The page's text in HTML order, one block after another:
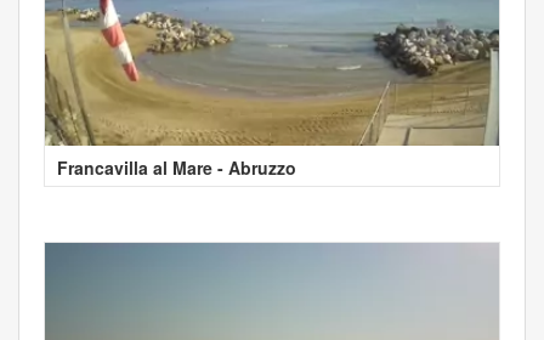
Francavilla al Mare - Abruzzo